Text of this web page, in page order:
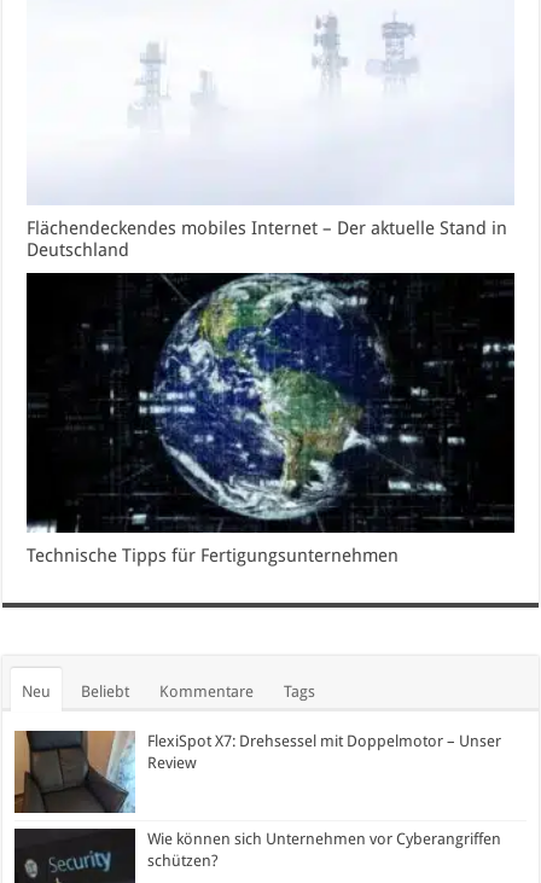
Flächendeckendes mobiles Internet – Der aktuelle Stand in
Deutschland
Technische Tipps für Fertigungsunternehmen
Neu Beliebt Kommentare Tags
FlexiSpot X7: Drehsessel mit Doppelmotor – Unser
Review
Wie können sich Unternehmen vor Cyberangriffen
schützen?